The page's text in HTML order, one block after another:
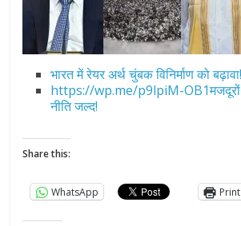
भारत में रेयर अर्थ चुंबक विनिर्माण को बढ़ावा!
https://wp.me/p9lpiM-OB1मजदूरों
नीति जल्द!
Share this:
WhatsApp Print